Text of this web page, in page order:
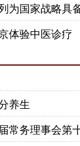
为国家战略具
体验中医诊疗
养生
常务理事会第